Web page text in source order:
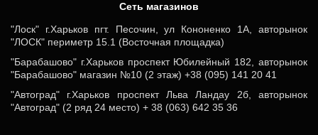
Cеть магазинов
"Лоск" г.Харьков пгт. Песочин, ул Кононенко 1А, авторынок
"ЛОСК" периметр 15.1 (Восточная площадка)
"Барабашово" г.Харьков проспект Юбилейный 182, авторынок
"Барабашово" магазин №10 (2 этаж) +38 (095) 141 20 41
"Автоград" г.Харьков проспект Льва Ландау 2б, авторынок
"Автоград" (2 ряд 24 место) + 38 (063) 642 35 36